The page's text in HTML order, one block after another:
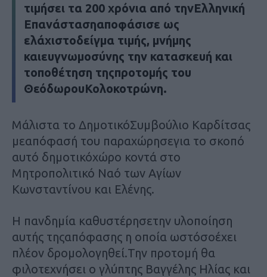
τιμήσει τα 200 χρόνια από τηνΕλληνική
Επανάστασηαποφάσισε ως
ελάχιστοδείγμα τιμής, μνήμης
καιευγνωμοσύνης την κατασκευή και
τοποθέτηση τηςπροτομής του
ΘεόδωρουΚολοκοτρώνη.
Μάλιστα το ΔημοτικόΣυμβούλιο Καρδίτσας
μεαπόφασή του παραχώρησεγια το σκοπό
αυτό δημοτικόχώρο κοντά στο
Μητροπολιτικό Ναό των Αγίων
Κωνσταντίνου και Ελένης.
Η πανδημία καθυστέρησετην υλοποίηση
αυτής τηςαπόφασης η οποία ωστόσοέχει
πλέον δρομολογηθεί.Την προτομή θα
φιλοτεχνήσει ο γλύπτης Βαγγέλης Ηλίας και